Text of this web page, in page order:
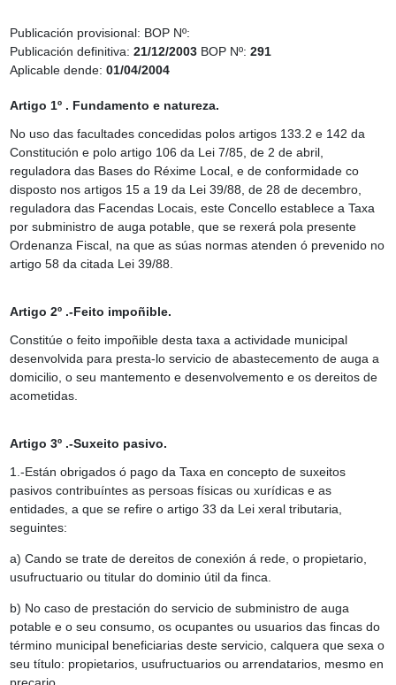
Publicación provisional: BOP Nº:
Publicación definitiva: 21/12/2003 BOP Nº: 291
Aplicable dende: 01/04/2004
Artigo 1º . Fundamento e natureza.
No uso das facultades concedidas polos artigos 133.2 e 142 da
Constitución e polo artigo 106 da Lei 7/85, de 2 de abril,
reguladora das Bases do Réxime Local, e de conformidade co
disposto nos artigos 15 a 19 da Lei 39/88, de 28 de decembro,
reguladora das Facendas Locais, este Concello establece a Taxa
por subministro de auga potable, que se rexerá pola presente
Ordenanza Fiscal, na que as súas normas atenden ó prevenido no
artigo 58 da citada Lei 39/88.
Artigo 2º .-Feito impoñible.
Constitúe o feito impoñible desta taxa a actividade municipal
desenvolvida para presta-lo servicio de abastecemento de auga a
domicilio, o seu mantemento e desenvolvemento e os dereitos de
acometidas.
Artigo 3º .-Suxeito pasivo.
1.-Están obrigados ó pago da Taxa en concepto de suxeitos
pasivos contribuíntes as persoas físicas ou xurídicas e as
entidades, a que se refire o artigo 33 da Lei xeral tributaria,
seguintes:
a) Cando se trate de dereitos de conexión á rede, o propietario,
usufructuario ou titular do dominio útil da finca.
b) No caso de prestación do servicio de subministro de auga
potable e o seu consumo, os ocupantes ou usuarios das fincas do
término municipal beneficiarias deste servicio, calquera que sexa o
seu título: propietarios, usufructuarios ou arrendatarios, mesmo en